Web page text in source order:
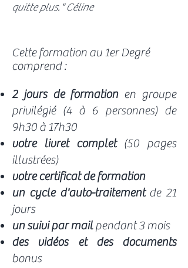
quitte plus." Céline
Cette formation au 1er Degré
comprend :
2 jours de formationen groupe
privilégié (4 à 6 personnes) de
9h30 à 17h30
votre livret complet(50 pages
illustrées)
votre certificat de formation
un cycle d'auto-traitementde 21
jours
un suivi par mailpendant 3 mois
des vidéos et des documents
bonus